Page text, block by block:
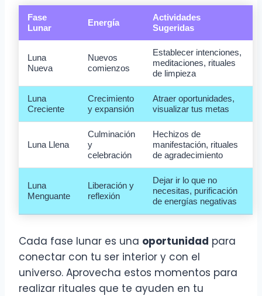
Fase
Lunar
Energía
Actividades
Sugeridas
Luna
Nueva
Nuevos
comienzos
Establecer intenciones,
meditaciones, rituales
de limpieza
Luna
Creciente
Crecimiento
y expansión
Atraer oportunidades,
visualizar tus metas
Luna Llena
Culminación
y
celebración
Hechizos de
manifestación, rituales
de agradecimiento
Luna
Menguante
Liberación y
reflexión
Dejar ir lo que no
necesitas, purificación
de energías negativas
Cada fase lunar es una oportunidad para
conectar con tu ser interior y con el
universo. Aprovecha estos momentos para
realizar rituales que te ayuden en tu